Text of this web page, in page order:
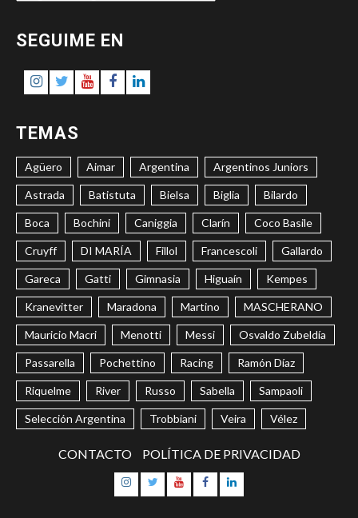
SITIO
SEGUIME EN
Instagram
TwitterYoutubeFacebookLinkedIn
TEMAS
Agüero Aimar Argentina Argentinos Juniors
Astrada Batistuta Bielsa Biglia Bilardo
Boca Bochini Caniggia Clarín Coco Basile
Cruyff DI MARÍA Fillol Francescoli Gallardo
Gareca Gatti Gimnasia Higuaín Kempes
Kranevitter Maradona Martino MASCHERANO
Mauricio Macri Menotti Messi Osvaldo Zubeldía
Passarella Pochettino Racing Ramón Díaz
Riquelme River Russo Sabella Sampaoli
Selección Argentina Trobbiani Veira Vélez
CONTACTO POLÍTICA DE PRIVACIDAD
Instagram
TwitterYoutubeFacebookLinkedIn